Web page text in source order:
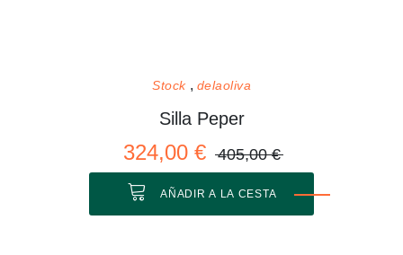
Stock delaoliva
Silla Peper
324,00 € 405,00 €
AÑADIR A LA CESTA